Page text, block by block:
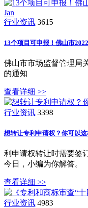
Jan
行业资讯 3615
13个项目可申报！佛山市
佛山市市场监督管理局
的通知
查看详细 >>
行业资讯 3398
想转让专利申请权？你可以
利申请权转让时需要签
今日，小编为你解答。
查看详细 >>
行业资讯 4983